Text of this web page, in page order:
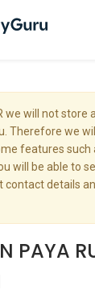
we will not store
Therefore we
features such
will be able to
contact details
PAYA